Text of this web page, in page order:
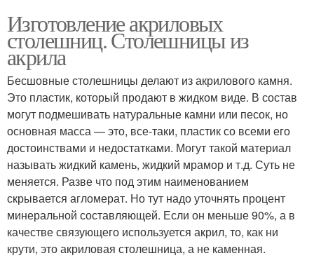
Изготовление акриловых
столешниц. Столешницы из
акрила
Бесшовные столешницы делают из акрилового камня.
Это пластик, который продают в жидком виде. В состав
могут подмешивать натуральные камни или песок, но
основная масса — это, все-таки, пластик со всеми его
достоинствами и недостатками. Могут такой материал
называть жидкий камень, жидкий мрамор и т.д. Суть не
меняется. Разве что под этим наименованием
скрывается агломерат. Но тут надо уточнять процент
минеральной составляющей. Если он меньше 90%, а в
качестве связующего используется акрил, то, как ни
крути, это акриловая столешница, а не каменная.